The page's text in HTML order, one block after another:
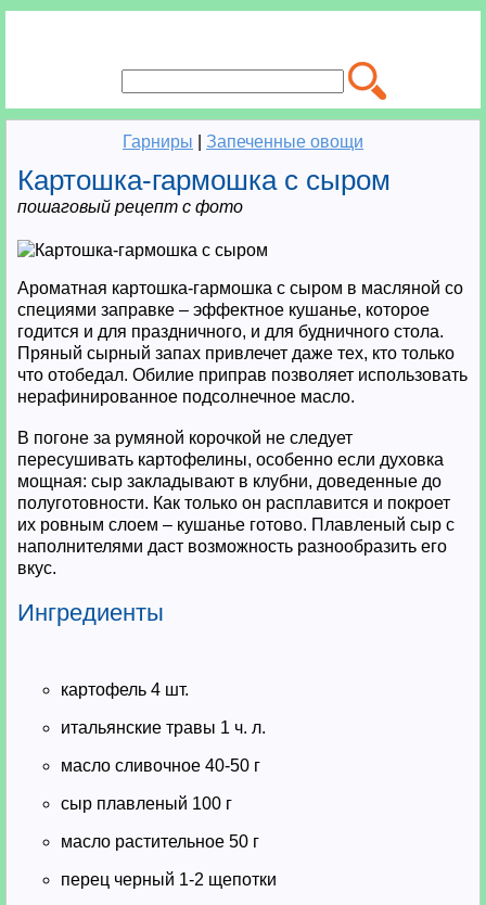
Гарниры Запеченные овощи
Картошка-гармошка с сыром
пошаговый рецепт с фото
Ароматная картошка-гармошка с сыром в масляной со
специями заправке – эффектное кушанье, которое
годится и для праздничного, и для будничного стола.
Пряный сырный запах привлечет даже тех, кто только
что отобедал. Обилие приправ позволяет использовать
нерафинированное подсолнечное масло.
В погоне за румяной корочкой не следует
пересушивать картофелины, особенно если духовка
мощная: сыр закладывают в клубни, доведенные до
полуготовности. Как только он расплавится и покроет
их ровным слоем – кушанье готово. Плавленый сыр с
наполнителями даст возможность разнообразить его
вкус.
Ингредиенты
картофель 4 шт.
итальянские травы 1 ч. л.
масло сливочное 40-50 г
сыр плавленый 100 г
масло растительное 50 г
перец черный 1-2 щепотки